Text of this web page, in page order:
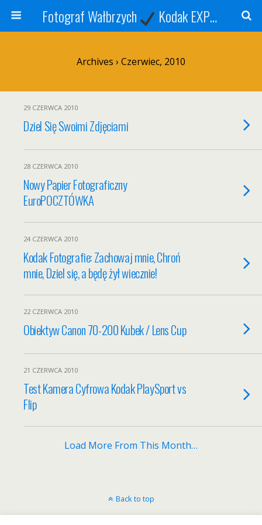
Fotograf Wałbrzych Kodak EXPRESS
Archives › Czerwiec, 2010
29 CZERWCA 2010
Dziel Się Swoimi Zdjęciami
28 CZERWCA 2010
Nowy Papier Fotograficzny
EuroPOCZTÓWKA
24 CZERWCA 2010
Kodak Fotografie: Zachowaj mnie, Chroń
mnie, Dziel się, a będę żył wiecznie!
22 CZERWCA 2010
Obiektyw Canon 70-200 Kubek / Lens Cup
21 CZERWCA 2010
Test Kamera Cyfrowa Kodak PlaySport vs
Flip
Load More From This Month…
Back to top